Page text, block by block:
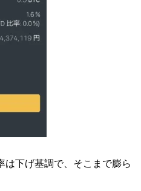
は下げ基調で、そこまで膨ら